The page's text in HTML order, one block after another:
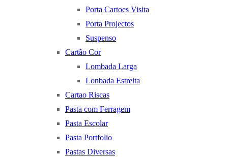
Porta Cartoes Visita
Porta Projectos
Suspenso
Cartão Cor
Lombada Larga
Lonbada Estreita
Cartao Riscas
Pasta com Ferragem
Pasta Escolar
Pasta Portfolio
Pastas Diversas